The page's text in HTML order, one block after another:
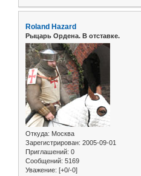
Roland Hazard
Рыцарь Ордена. В отставке.
Откуда: Москва
Зарегистрирован: 2005-09-01
Приглашений: 0
Сообщений: 5169
Уважение: [+0/-0]